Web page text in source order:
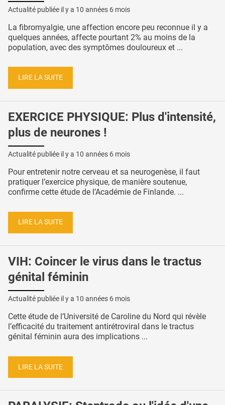
Actualité publiée il y a 10 années 6 mois
La fibromyalgie, une affection encore peu reconnue il y a
quelques années, affecte pourtant 2% au moins de la
population, avec des symptômes douloureux et ...
LIRE LA SUITE
EXERCICE PHYSIQUE: Plus d'intensité,
plus de neurones !
Actualité publiée il y a 10 années 6 mois
Pour entretenir notre cerveau et sa neurogenèse, il faut
pratiquer l’exercice physique, de manière soutenue,
confirme cette étude de l’Académie de Finlande. ...
LIRE LA SUITE
VIH: Coincer le virus dans le tractus
génital féminin
Actualité publiée il y a 10 années 6 mois
Cette étude de l’Université de Caroline du Nord qui révèle
l’efficacité du traitement antirétroviral dans le tractus
génital féminin aura des implications ...
LIRE LA SUITE